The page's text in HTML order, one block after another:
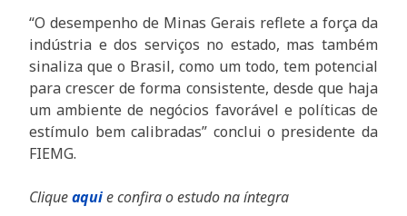
“O desempenho de Minas Gerais reflete a força da
indústria e dos serviços no estado, mas também
sinaliza que o Brasil, como um todo, tem potencial
para crescer de forma consistente, desde que haja
um ambiente de negócios favorável e políticas de
estímulo bem calibradas” conclui o presidente da
FIEMG.
Cliqueaquie confira o estudo na íntegra